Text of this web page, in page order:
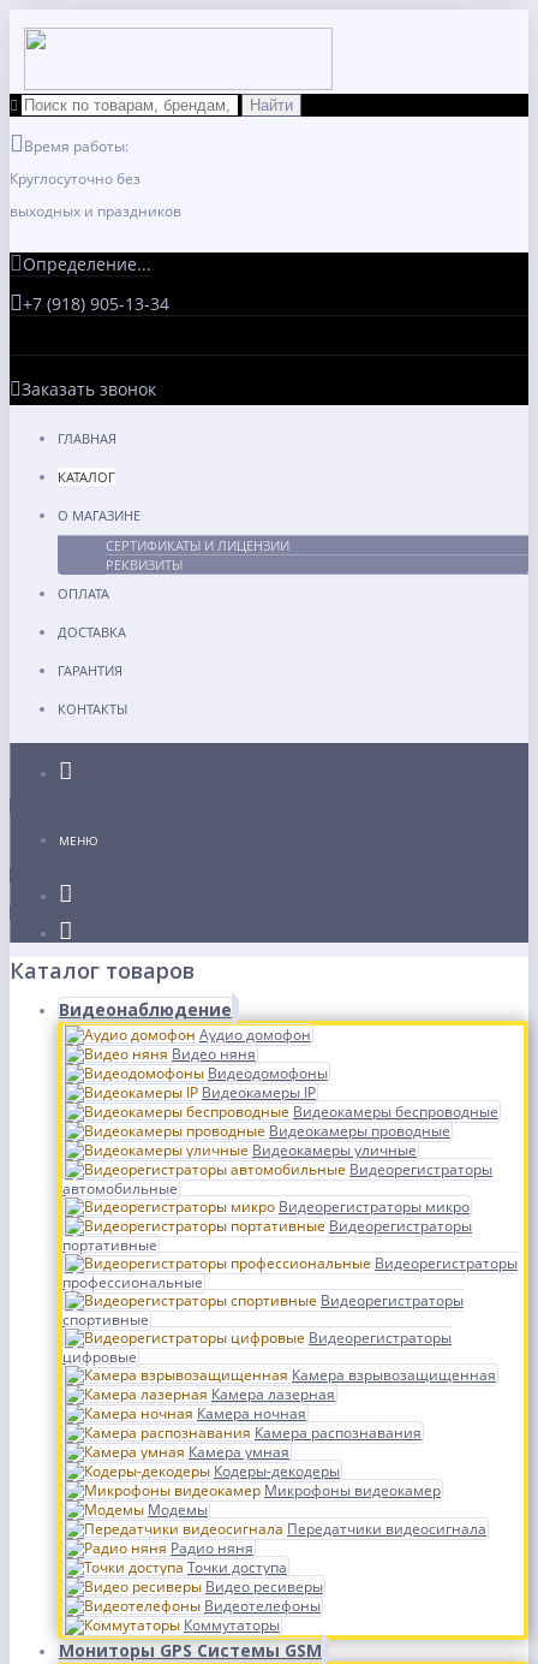
Время работы:
Круглосуточно без
выходных и праздников
Определение...
+7 (918) 905-13-34
Заказать звонок
ГЛАВНАЯ
КАТАЛОГ
О МАГАЗИНЕ
СЕРТИФИКАТЫ И ЛИЦЕНЗИИ
РЕКВИЗИТЫ
ОПЛАТА
ДОСТАВКА
ГАРАНТИЯ
КОНТАКТЫ
МЕНЮ
Каталог товаров
Видеонаблюдение
Аудио домофон
Видео няня
Видеодомофоны
Видеокамеры IP
Видеокамеры беспроводные
Видеокамеры проводные
Видеокамеры уличные
Видеорегистраторы
автомобильные
Видеорегистраторы микро
Видеорегистраторы
портативные
Видеорегистраторы
профессиональные
Видеорегистраторы
спортивные
Видеорегистраторы
цифровые
Камера взрывозащищенная
Камера лазерная
Камера ночная
Камера распознавания
Камера умная
Кодеры-декодеры
Микрофоны видеокамер
Модемы
Передатчики видеосигнала
Радио няня
Точки доступа
Видео ресиверы
Видеотелефоны
Коммутаторы
Мониторы GPS Системы GSM